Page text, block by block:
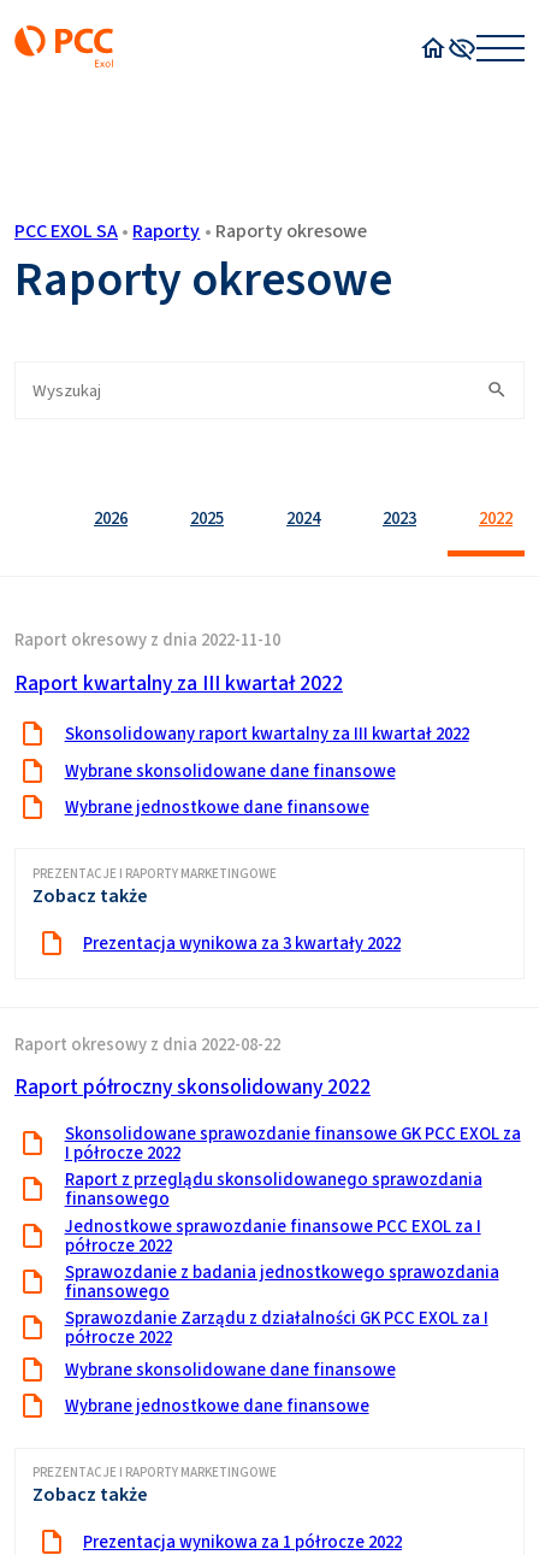
PCC EXOL SA• Raporty • Raporty okresowe
Raporty okresowe
2026 2025 2024 2023 2022
Raport okresowy z dnia 2022-11-10
Raport kwartalny za III kwartał 2022
Skonsolidowany raport kwartalny za III kwartał 2022
Wybrane skonsolidowane dane finansowe
Wybrane jednostkowe dane finansowe
PREZENTACJE I RAPORTY MARKETINGOWE
Zobacz także
Prezentacja wynikowa za 3 kwartały 2022
Raport okresowy z dnia 2022-08-22
Raport półroczny skonsolidowany 2022
Skonsolidowane sprawozdanie finansowe GK PCC EXOL za
I półrocze 2022
Raport z przeglądu skonsolidowanego sprawozdania
finansowego
Jednostkowe sprawozdanie finansowe PCC EXOL za I
półrocze 2022
Sprawozdanie z badania jednostkowego sprawozdania
finansowego
Sprawozdanie Zarządu z działalności GK PCC EXOL za I
półrocze 2022
Wybrane skonsolidowane dane finansowe
Wybrane jednostkowe dane finansowe
PREZENTACJE I RAPORTY MARKETINGOWE
Zobacz także
Prezentacja wynikowa za 1 półrocze 2022